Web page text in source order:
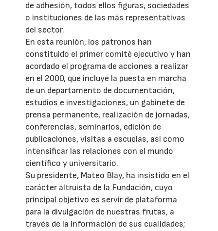
de adhesión, todos ellos figuras, sociedades
o instituciones de las más representativas
del sector.
En esta reunión, los patronos han
constituido el primer comité ejecutivo y han
acordado el programa de acciones a realizar
en el 2000, que incluye la puesta en marcha
de un departamento de documentación,
estudios e investigaciones, un gabinete de
prensa permanente, realización de jornadas,
conferencias, seminarios, edición de
publicaciones, visitas a escuelas, así como
intensificar las relaciones con el mundo
científico y universitario.
Su presidente, Mateo Blay, ha insistido en el
carácter altruista de la Fundación, cuyo
principal objetivo es servir de plataforma
para la divulgación de nuestras frutas, a
través de la información de sus cualidades;